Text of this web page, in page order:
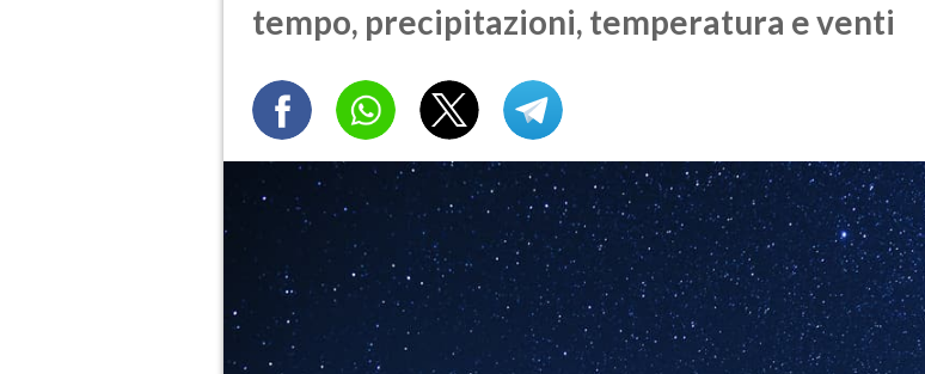
tempo, precipitazioni, temperatura e venti